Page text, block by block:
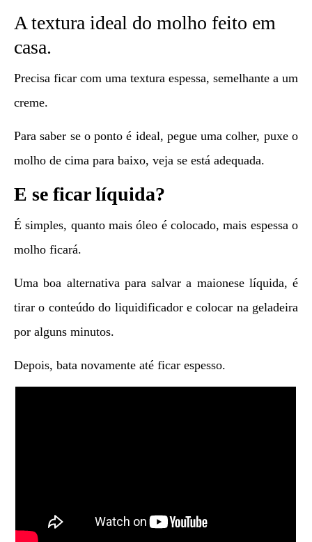
A textura ideal do molho feito em
casa.
Precisa ficar com uma textura espessa, semelhante a um
creme.
Para saber se o ponto é ideal, pegue uma colher, puxe o
molho de cima para baixo, veja se está adequada.
E se ficar líquida?
É simples, quanto mais óleo é colocado, mais espessa o
molho ficará.
Uma boa alternativa para salvar a maionese líquida, é
tirar o conteúdo do liquidificador e colocar na geladeira
por alguns minutos.
Depois, bata novamente até ficar espesso.